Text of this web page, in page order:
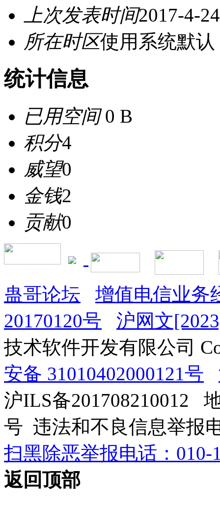
上次发表时间2017-4-
所在时区使用系统默认
统计信息
已用空间0 B
积分4
威望0
金钱2
贡献0
蛊哥论坛
增值电信业务
20170120号
沪网文
技术软件开发有限公司
安备 31010402000121号
沪ILS备201708210012
号 违法和不良信息举报
扫黑除恶举报电话：010-
返回顶部